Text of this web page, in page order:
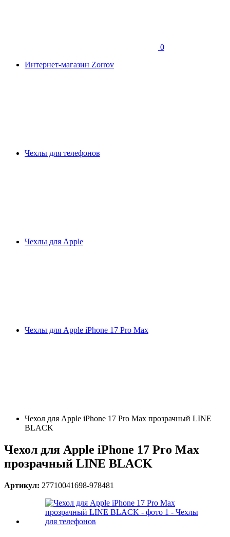
0
Интернет-магазин Zorrov
Чехлы для телефонов
Чехлы для Apple
Чехлы для Apple iPhone 17 Pro Max
Чехол для Apple iPhone 17 Pro Max прозрачный LINE
BLACK
Чехол для Apple iPhone 17 Pro Max
прозрачный LINE BLACK
Артикул: 27710041698-978481